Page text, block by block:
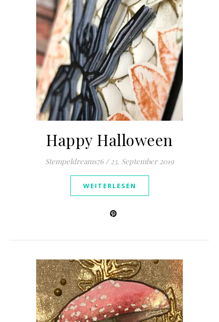
Happy Halloween
Stempeldreams76 / 23. September 2019
WEITERLESEN